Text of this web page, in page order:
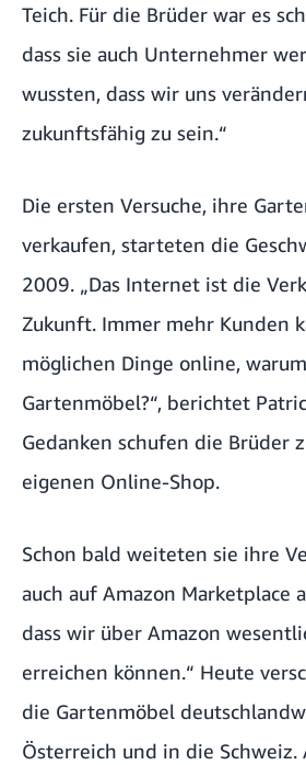
Teich. Für die Brüder war es
dass sie auch Unternehmer
wussten, dass wir uns
zukunftsfähig zu sein.“
Die ersten Versuche, ihre
verkaufen, starteten die
2009. „Das Internet ist die
Zukunft. Immer mehr Kunden
möglichen Dinge online,
Gartenmöbel?“, berichtet
Gedanken schufen die Brüder
eigenen Online-Shop.
Schon bald weiteten sie ihre
auch auf Amazon Marketplace
dass wir über Amazon
erreichen können.“ Heute
die Gartenmöbel
Österreich und in die Schweiz.